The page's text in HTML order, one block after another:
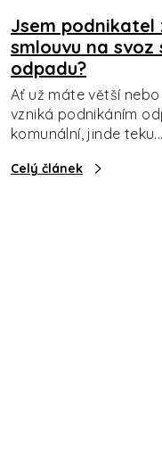
Jsem podnikatel
smlouvu na svoz
odpadu?
Ať už máte větší
vzniká podnikáním
komunální, jinde teku...
Celý článek